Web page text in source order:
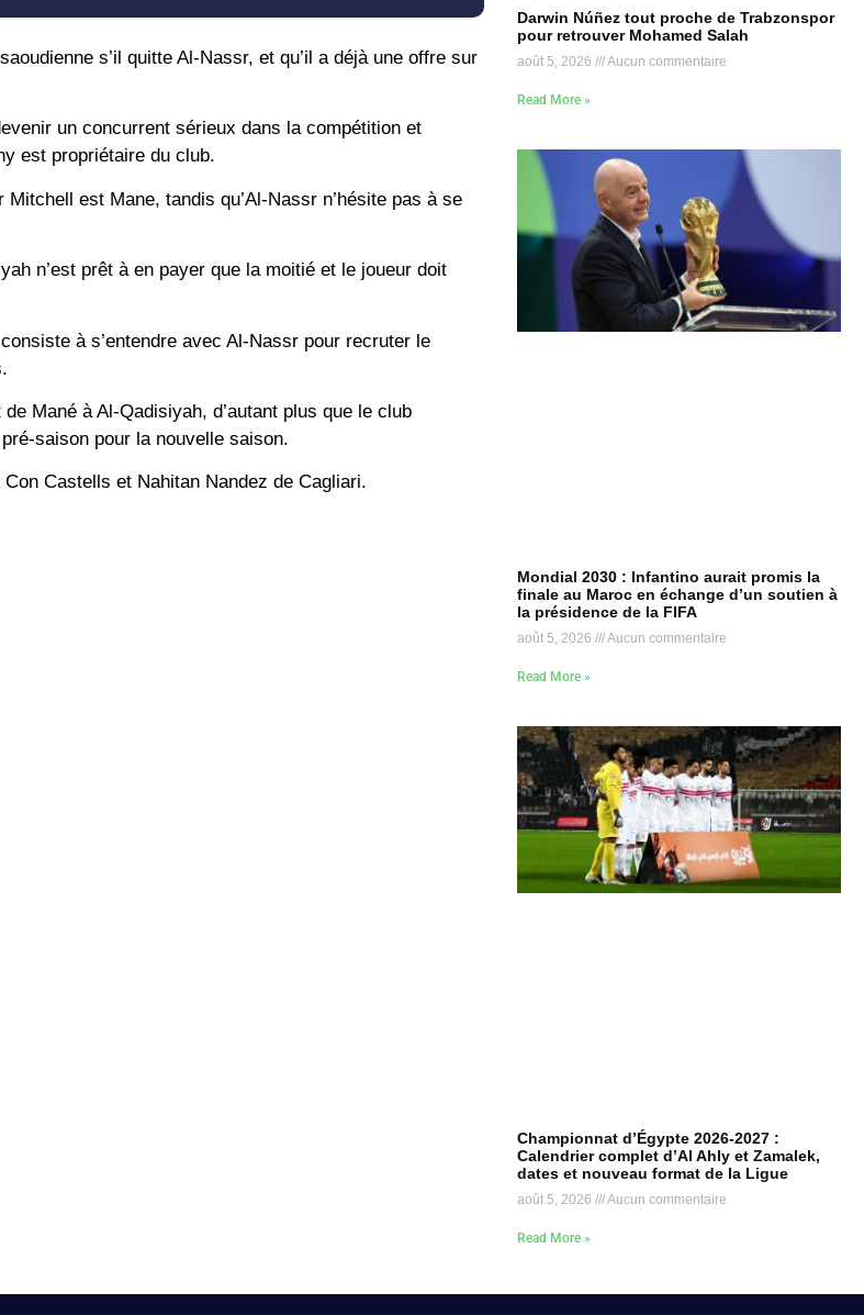
s’il quitte Al-Nassr, et qu’il a déjà une offre sur
un concurrent sérieux dans la compétition et
est propriétaire du club.
Mitchell est Mane, tandis qu’Al-Nassr n’hésite pas à se
n’est prêt à en payer que la moitié et le joueur doit
à s’entendre avec Al-Nassr pour recruter le
Mané à Al-Qadisiyah, d’autant plus que le club
saison pour la nouvelle saison.
Con Castells et Nahitan Nandez de Cagliari.
Darwin Núñez tout proche de Trabzonspor
pour retrouver Mohamed Salah
août 5, 2026 Aucun commentaire
Read More »
Mondial 2030 : Infantino aurait promis la
finale au Maroc en échange d’un soutien à
la présidence de la FIFA
août 5, 2026 Aucun commentaire
Read More »
Championnat d’Égypte 2026-2027 :
Calendrier complet d’Al Ahly et Zamalek,
dates et nouveau format de la Ligue
août 5, 2026 Aucun commentaire
Read More »